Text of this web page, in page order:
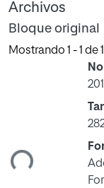
Archivos
Bloque original
Mostrando 1 - 1 de 1